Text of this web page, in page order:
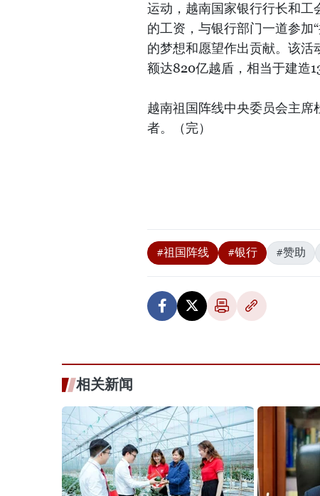
运动，越南国家银行行长和工
的工资，与银行部门一道参加
的梦想和愿望作出贡献。该活
额达820亿越盾，相当于建造
越南祖国阵线中央委员会主
者。（完）
#祖国阵线 #银行 #赞助
相关新闻